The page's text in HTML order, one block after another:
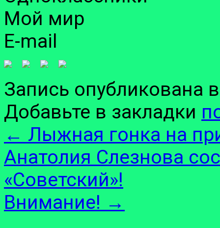
Мой мир
E-mail
Запись опубликована
Добавьте в закладки
← Лыжная гонка на
Анатолия Слезнова
«Советский»!
Внимание! →